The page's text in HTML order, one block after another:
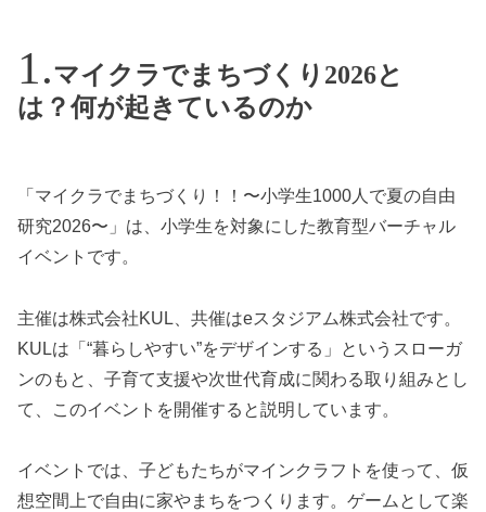
マイクラでまちづくり2026と
は？何が起きているのか
「マイクラでまちづくり！！〜小学生1000人で夏の自由
研究2026〜」は、小学生を対象にした教育型バーチャル
イベントです。
主催は株式会社KUL、共催はeスタジアム株式会社です。
KULは「“暮らしやすい”をデザインする」というスローガ
ンのもと、子育て支援や次世代育成に関わる取り組みとし
て、このイベントを開催すると説明しています。
イベントでは、子どもたちがマインクラフトを使って、仮
想空間上で自由に家やまちをつくります。ゲームとして楽